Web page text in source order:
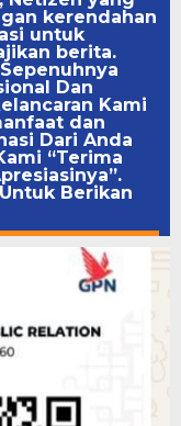
kerendahan
untuk
berita.
Dan
Kami
dan
Dari Anda
“Terima
Berikan